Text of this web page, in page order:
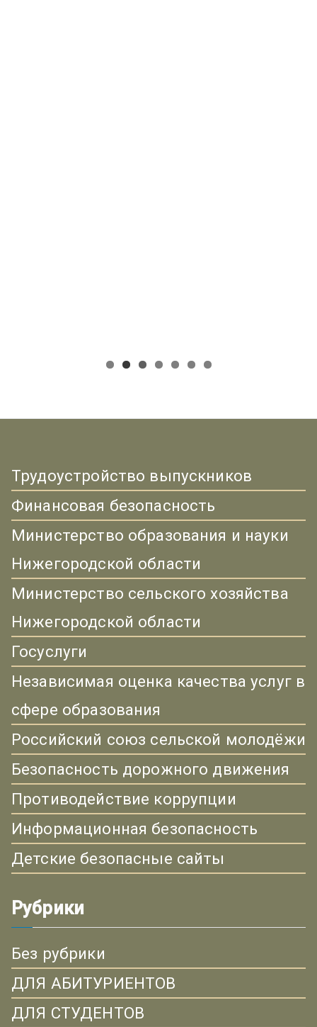
Трудоустройство выпускников
Финансовая безопасность
Министерство образования и науки
Нижегородской области
Министерство сельского хозяйства
Нижегородской области
Госуслуги
Независимая оценка качества услуг в
сфере образования
Российский союз сельской молодёжи
Безопасность дорожного движения
Противодействие коррупции
Информационная безопасность
Детские безопасные сайты
Рубрики
Без рубрики
ДЛЯ АБИТУРИЕНТОВ
ДЛЯ СТУДЕНТОВ